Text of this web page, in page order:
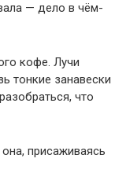
— дело в чём-
кофе. Лучи
тонкие занавески
что
присаживаясь